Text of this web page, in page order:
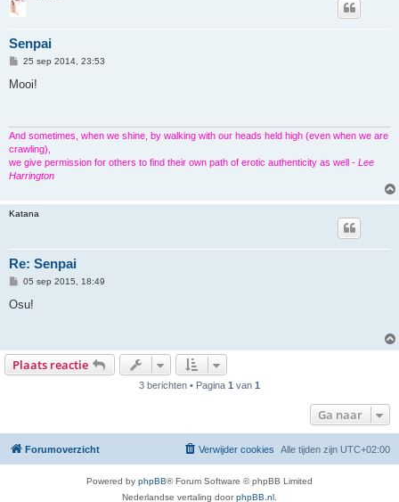
Senpai
B
r
25 sep 2014, 23:53
Mooi!
And sometimes, when we shine, by walking with our heads held high (even when we are
crawling),
we give permission for others to find their own path of erotic authenticity as well - Lee
Harrington
Katana
Re: Senpai
B
r
05 sep 2015, 18:49
Osu!
Plaats reactie
3 berichten • Pagina 1 van 1
Ga naar
Forumoverzicht Alle tijden zijn UTC+02:00
Verwijder cookies
Powered by phpBB® Forum Software © phpBB Limited
Nederlandse vertaling doorphpBB.nl